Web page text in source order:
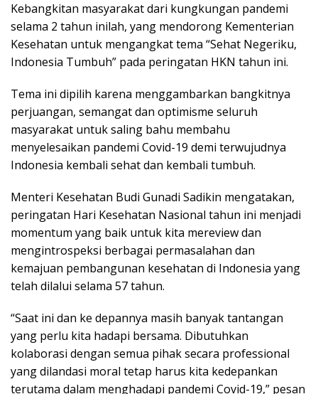
Kebangkitan masyarakat dari kungkungan pandemi
selama 2 tahun inilah, yang mendorong Kementerian
Kesehatan untuk mengangkat tema “Sehat Negeriku,
Indonesia Tumbuh” pada peringatan HKN tahun ini.
Tema ini dipilih karena menggambarkan bangkitnya
perjuangan, semangat dan optimisme seluruh
masyarakat untuk saling bahu membahu
menyelesaikan pandemi Covid-19 demi terwujudnya
Indonesia kembali sehat dan kembali tumbuh.
Menteri Kesehatan Budi Gunadi Sadikin mengatakan,
peringatan Hari Kesehatan Nasional tahun ini menjadi
momentum yang baik untuk kita mereview dan
mengintrospeksi berbagai permasalahan dan
kemajuan pembangunan kesehatan di Indonesia yang
telah dilalui selama 57 tahun.
“Saat ini dan ke depannya masih banyak tantangan
yang perlu kita hadapi bersama. Dibutuhkan
kolaborasi dengan semua pihak secara professional
yang dilandasi moral tetap harus kita kedepankan
terutama dalam menghadapi pandemi Covid-19,” pesan